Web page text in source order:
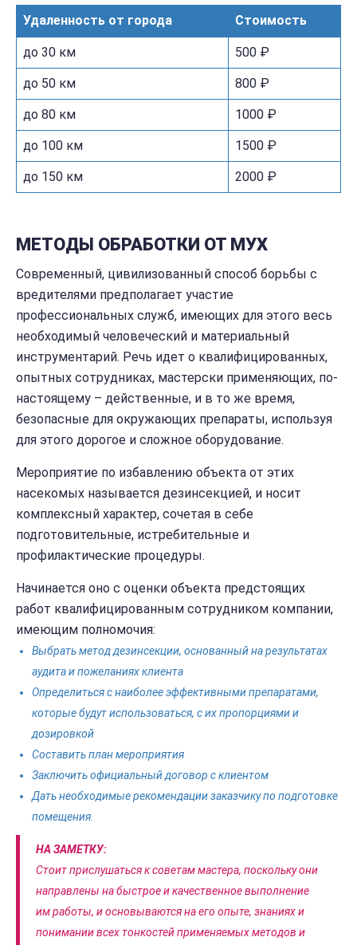
Удаленность от города Стоимость
до 30 км 500 ₽
до 50 км 800 ₽
до 80 км 1000 ₽
до 100 км 1500 ₽
до 150 км 2000 ₽
МЕТОДЫ ОБРАБОТКИ ОТ МУХ
Современный, цивилизованный способ борьбы с
вредителями предполагает участие
профессиональных служб, имеющих для этого весь
необходимый человеческий и материальный
инструментарий. Речь идет о квалифицированных,
опытных сотрудниках, мастерски применяющих, по-
настоящему – действенные, и в то же время,
безопасные для окружающих препараты, используя
для этого дорогое и сложное оборудование.
Мероприятие по избавлению объекта от этих
насекомых называется дезинсекцией, и носит
комплексный характер, сочетая в себе
подготовительные, истребительные и
профилактические процедуры.
Начинается оно с оценки объекта предстоящих
работ квалифицированным сотрудником компании,
имеющим полномочия:
Выбрать метод дезинсекции, основанный на результатах
аудита и пожеланиях клиента
Определиться с наиболее эффективными препаратами,
которые будут использоваться, с их пропорциями и
дозировкой
Составить план мероприятия
Заключить официальный договор с клиентом
Дать необходимые рекомендации заказчику по подготовке
помещения.
НА ЗАМЕТКУ:
Стоит прислушаться к советам мастера, поскольку они
направлены на быстрое и качественное выполнение
им работы, и основываются на его опыте, знаниях и
понимании всех тонкостей применяемых методов и